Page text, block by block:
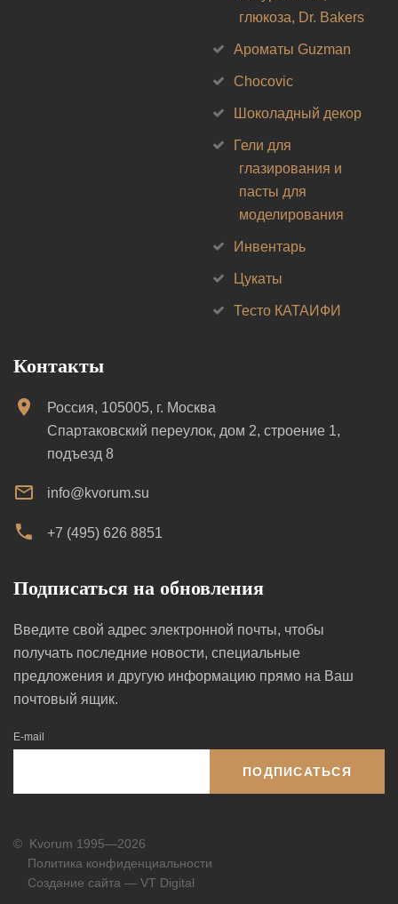
глюкоза, Dr. Bakers
Ароматы Guzman
Chocovic
Шоколадный декор
Гели для
глазирования и
пасты для
моделирования
Инвентарь
Цукаты
Тесто КАТАИФИ
Контакты
Россия, 105005, г. Москва
Спартаковский переулок, дом 2, строение 1,
подъезд 8
info@kvorum.su
+7 (495) 626 8851
Подписаться на обновления
Введите свой адрес электронной почты, чтобы
получать последние новости, специальные
предложения и другую информацию прямо на Ваш
почтовый ящик.
E-mail
ПОДПИСАТЬСЯ
© Kvorum 1995—2026
Политика конфиденциальности
Создание сайта — VT Digital